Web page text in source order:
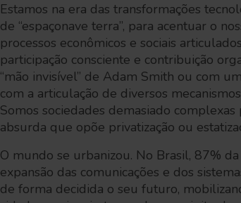
Estamos na era das transformações
de “espaçonave terra”, para acentuar o
processos econômicos e sociais
participação consciente e contribuição
“mão invisível” de Adam Smith ou com
com a articulação de diversos
Somos sociedades demasiado
absurda que opõe privatização ou
O mundo se urbanizou. No Brasil, 87%
expansão das comunicações e dos
de forma decidida o seu futuro,